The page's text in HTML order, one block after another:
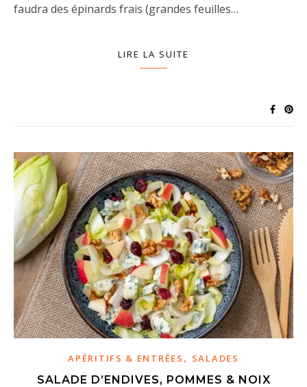
faudra des épinards frais (grandes feuilles…
LIRE LA SUITE
APÉRITIFS & ENTRÉES , SALADES
SALADE D’ENDIVES, POMMES & NOIX